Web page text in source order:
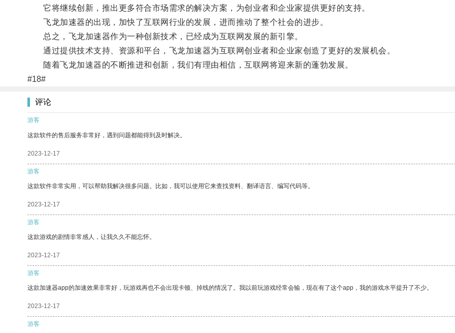
它将继续创新，推出更多符合市场需求的解决方案，为创业者和企业家提供更好的支持。
飞龙加速器的出现，加快了互联网行业的发展，进而推动了整个社会的进步。
总之，飞龙加速器作为一种创新技术，已经成为互联网发展的新引擎。
通过提供技术支持、资源和平台，飞龙加速器为互联网创业者和企业家创造了更好的发展机会。
随着飞龙加速器的不断推进和创新，我们有理由相信，互联网将迎来新的蓬勃发展。
#18#
评论
游客
这款软件的售后服务非常好，遇到问题都能得到及时解决。
2023-12-17
游客
这款软件非常实用，可以帮助我解决很多问题。比如，我可以使用它来查找资料、翻译语言、编写代码等。
2023-12-17
游客
这款游戏的剧情非常感人，让我久久不能忘怀。
2023-12-17
游客
这款加速器app的加速效果非常好，玩游戏再也不会出现卡顿、掉线的情况了。我以前玩游戏经常会输，现在有了这个app，我的游戏水平提升了不少。
2023-12-17
游客